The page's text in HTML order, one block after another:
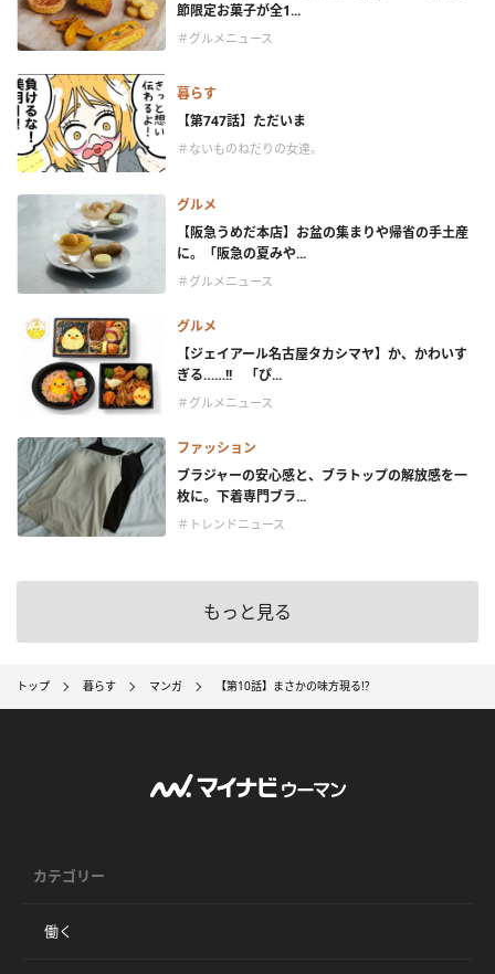
節限定お菓子が全1...
＃グルメニュース
暮らす
【第747話】ただいま
＃ないものねだりの女達。
グルメ
【阪急うめだ本店】お盆の集まりや帰省の手土産
に。「阪急の夏みや...
＃グルメニュース
グルメ
【ジェイアール名古屋タカシマヤ】か、かわいす
ぎる……!! 「ぴ...
＃グルメニュース
ファッション
ブラジャーの安心感と、ブラトップの解放感を一
枚に。下着専門ブラ...
＃トレンドニュース
もっと見る
トップ 暮らす マンガ 【第10話】まさかの味方現る!?
カテゴリー
働く